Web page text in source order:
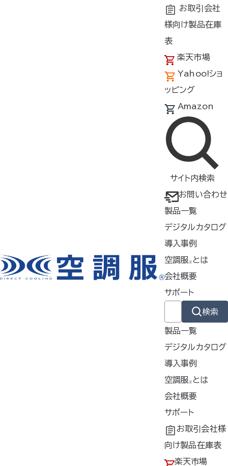
お取引会社
様向け製品在庫
表
楽天市場
Yahoo!ショ
ッピング
Amazon
サイト内検索
お問い合わせ
製品一覧
デジタルカタログ
導入事例
空調服🄬 とは
会社概要
サポート
検索
製品一覧
デジタルカタログ
導入事例
導入事例
共同開発
工場シミュレーシ
ョン
空調服🄬 とは
空調服 ®とは
開発秘話
会社概要
企業理念
会社概要
会社沿革
アクセス
サポート
よくあるご質問
不要なバッテリー
の回収について
お取引会社様
向け製品在庫表
楽天市場
製品ジャンル
検索